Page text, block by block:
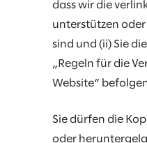
dass wir die
unterstützen
sind und (ii) Sie
„Regeln für die
Website“
Sie dürfen die
oder